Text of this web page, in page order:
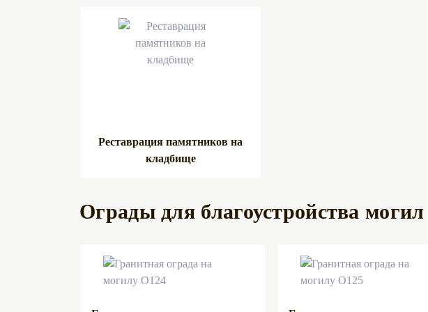
Монтаж полунадгробной плиты на могилу толщиной 2, 3, 5, 8 см
Монтаж надгробной плиты на могилу толщиной 5 см
Монтаж борта тротуарного на кладбище, периметр 3,0 * 2,3 м
Реставрация памятников на
кладбище
Ограды для благоустройства могил